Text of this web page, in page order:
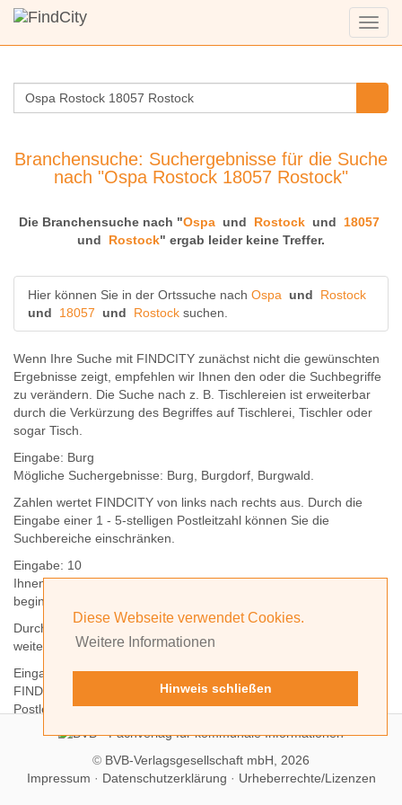
Diese Webseite verwendet Cookies.
Weitere Informationen
Hinweis schließen
Menü
Branchensuche: Suchergebnisse für die Suche
nach "Ospa Rostock 18057 Rostock"
Die Branchensuche nach "Ospa und Rostock und
18057
und
Rostock" ergab leider keine Treffer.
Hier können Sie in der Ortssuche nach Ospa und
Rostock
und
18057 und Rostock suchen.
Wenn Ihre Suche mit FINDCITY zunächst nicht die gewünschten
Ergebnisse zeigt, empfehlen wir Ihnen den oder die Suchbegriffe
zu verändern. Die Suche nach z. B. Tischlereien ist erweiterbar
durch die Verkürzung des Begriffes auf Tischlerei Tischler oder
sogar Tisch
Eingabe: Burg
Mögliche Suchergebnisse: Burg Burgdorf, Burgwald.
Zahlen wertet FINDCITY von links nach rechts aus. Durch die
Eingabe einer 1 - 5-stelligen Postleitzahl können Sie die
Suchbereiche einschränken.
Eingabe: 10
Ihnen werdenalle Orteangezeigt, derenPostleitzahlmit einer10
beginnt.
Durch Hinzufügen weiterer Ziffern können Sie den Suchbereich
weiter einschränken.
Eingabe:
10585
FINDCITY präsentiert Ihnen ausschließlich die zu dieser
Postleitzahl gehörende Kommune; in diesem Fall Berlin.
© BVB-Verlagsgesellschaft mbH, 2026
Impressum · Datenschutzerklärung · Urheberrechte/Lizenzen